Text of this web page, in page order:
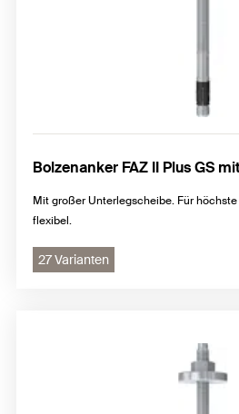
Bolzenanker FAZ II Plus GS
Mit großer Unterlegscheibe. Für
flexibel.
27 Varianten